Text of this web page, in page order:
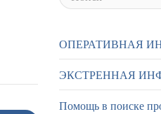
ОПЕРАТИВНАЯ
ЭКСТРЕННАЯ
Помощь в поиске